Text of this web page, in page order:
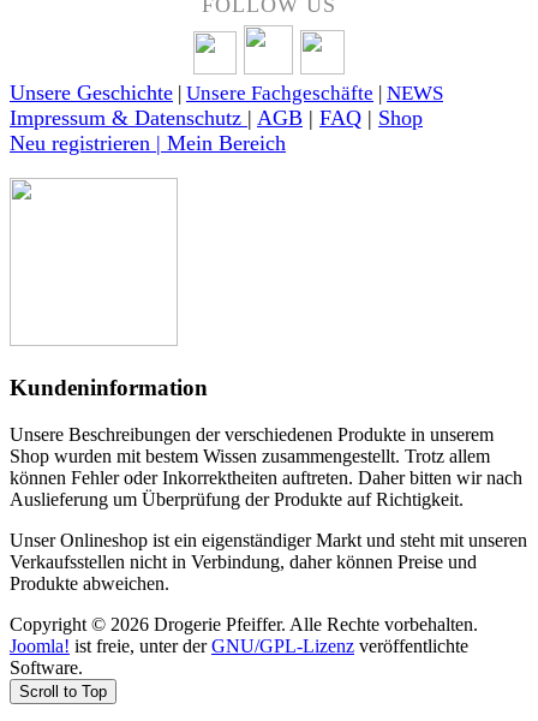
Unsere Geschichte | Unsere Fachgeschäfte | NEWS
Impressum & Datenschutz | AGB | FAQ | Shop
Neu registrieren | Mein Bereich
Kundeninformation
Unsere Beschreibungen der verschiedenen Produkte in unserem
Shop wurden mit bestem Wissen zusammengestellt. Trotz allem
können Fehler oder Inkorrektheiten auftreten. Daher bitten wir nach
Auslieferung um Überprüfung der Produkte auf Richtigkeit.
Unser Onlineshop ist ein eigenständiger Markt und steht mit unseren
Verkaufsstellen nicht in Verbindung, daher können Preise und
Produkte abweichen.
Copyright © 2026 Drogerie Pfeiffer. Alle Rechte vorbehalten.
Joomla! ist freie, unter derGNU/GPL-Lizenz veröffentlichte
Software.
Scroll to Top